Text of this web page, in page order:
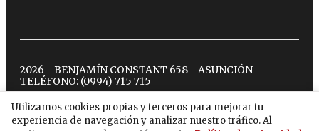
Utilizamos cookies propias y terceros para mejorar tu
experiencia de navegación y analizar nuestro tráfico. Al
2026 - BENJAMÍN CONSTANT 658 - ASUNCIÓN -
TELÉFONO: (0994) 715 715